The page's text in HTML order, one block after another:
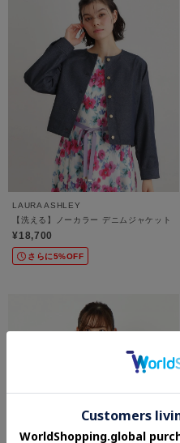
LAURA ASHLEY
【洗える】ノーカラー デニムジャケット
¥18,700
さらに5%OFF